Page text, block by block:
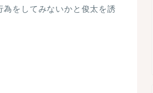
をしてみないかと俊太を誘